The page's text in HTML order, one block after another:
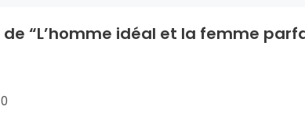
“L’homme idéal et la femme